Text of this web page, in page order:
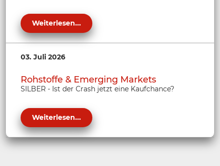
Weiterlesen...
03. Juli 2026
Rohstoffe & Emerging Markets
SILBER - Ist der Crash jetzt eine Kaufchance?
Weiterlesen...